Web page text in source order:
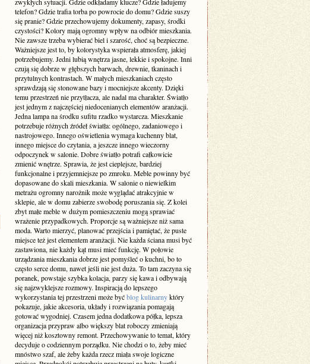
telefon? Gdzie trafia torba po powrocie do domu? Gdzie suszy
się pranie? Gdzie przechowujemy dokumenty, zapasy, środki
czystości? Kolory mają ogromny wpływ na odbiór mieszkania.
Nie zawsze trzeba wybierać biel i szarość, choć są bezpieczne.
Ważniejsze jest to, by kolorystyka wspierała atmosferę, jakiej
potrzebujemy. Jedni lubią wnętrza jasne, lekkie i spokojne. Inni
czują się dobrze w głębszych barwach, drewnie, tkaninach i
przytulnych kontrastach. W małych mieszkaniach często
sprawdzają się stonowane bazy i mocniejsze akcenty. Dzięki
temu przestrzeń nie przytłacza, ale nadal ma charakter. Światło
jest jednym z najczęściej niedocenianych elementów aranżacji.
Jedna lampa na środku sufitu rzadko wystarcza. Mieszkanie
potrzebuje różnych źródeł światła: ogólnego, zadaniowego i
nastrojowego. Innego oświetlenia wymaga kuchenny blat,
innego miejsce do czytania, a jeszcze innego wieczorny
odpoczynek w salonie. Dobre światło potrafi całkowicie
zmienić wnętrze. Sprawia, że jest cieplejsze, bardziej
funkcjonalne i przyjemniejsze po zmroku. Meble powinny być
dopasowane do skali mieszkania. W salonie o niewielkim
metrażu ogromny narożnik może wyglądać atrakcyjnie w
sklepie, ale w domu zabierze swobodę poruszania się. Z kolei
zbyt małe meble w dużym pomieszczeniu mogą sprawiać
wrażenie przypadkowych. Proporcje są ważniejsze niż sama
moda. Warto mierzyć, planować przejścia i pamiętać, że puste
miejsce też jest elementem aranżacji. Nie każda ściana musi być
zastawiona, nie każdy kąt musi mieć funkcję. W połowie
urządzania mieszkania dobrze jest pomyśleć o kuchni, bo to
często serce domu, nawet jeśli nie jest duża. To tam zaczyna się
poranek, powstaje szybka kolacja, parzy się kawa i odbywają
się najzwyklejsze rozmowy. Inspiracją do lepszego
wykorzystania tej przestrzeni może byćblog kulinarnyktóry
pokazuje, jakie akcesoria, układy i rozwiązania pomagają
gotować wygodniej. Czasem jedna dodatkowa półka, lepsza
organizacja przypraw albo większy blat roboczy zmieniają
więcej niż kosztowny remont. Przechowywanie to temat, który
decyduje o codziennym porządku. Nie chodzi o to, żeby mieć
mnóstwo szaf, ale żeby każda rzecz miała swoje logiczne